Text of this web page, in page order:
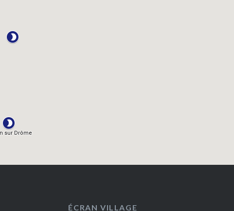
ÉCRAN VILLAGE